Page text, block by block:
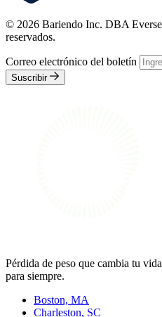
© 2026 Bariendo Inc. DBA
reservados.
Correo electrónico del boletín
Suscribir
Pérdida de peso que cambia tu
para siempre.
Boston, MA
Charleston, SC